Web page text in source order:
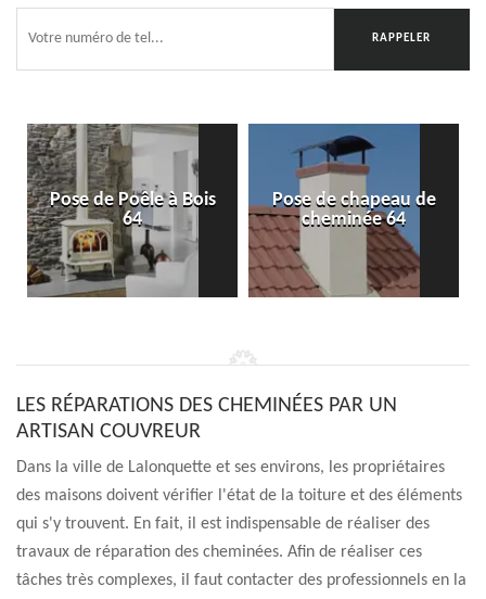
Pose de Poêle à Bois
64
Pose de chapeau de
cheminée 64
LES RÉPARATIONS DES CHEMINÉES PAR UN
ARTISAN COUVREUR
Dans la ville de Lalonquette et ses environs, les propriétaires
des maisons doivent vérifier l'état de la toiture et des éléments
qui s'y trouvent. En fait, il est indispensable de réaliser des
travaux de réparation des cheminées. Afin de réaliser ces
tâches très complexes, il faut contacter des professionnels en la